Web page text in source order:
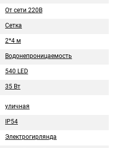
От сети 220В
Сетка
2*4 м
Водонепроницаемость
540 LED
35 Вт
уличная
IP54
Электрогирлянда